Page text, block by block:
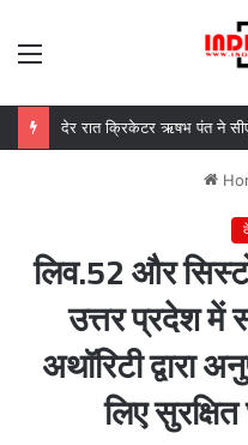
लिव.52 और
उत्तर प्रदेश में
अथॉरिटी द्वारा
लिए